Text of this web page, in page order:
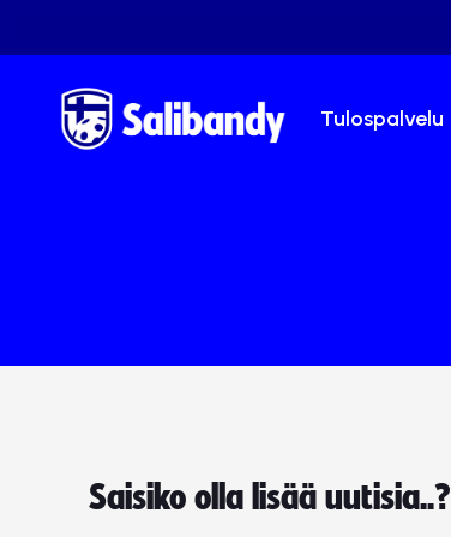
Tulospalvelu
Saisiko olla lisää uutisia..?